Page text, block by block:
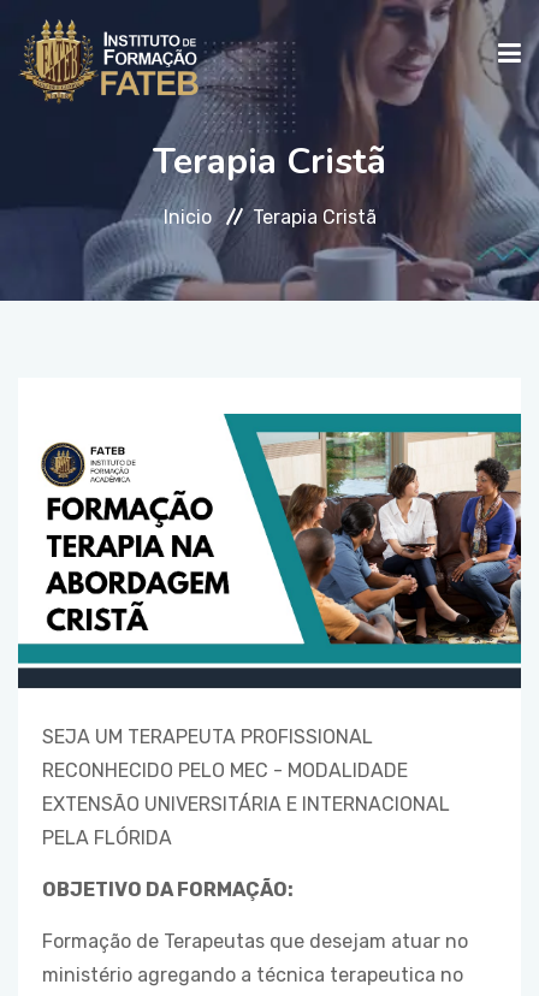
INSTITUCIONAL
Terapia Cristã
Inicio Terapia Cristã
SEJA UM TERAPEUTA PROFISSIONAL
RECONHECIDO PELO MEC - MODALIDADE
EXTENSÃO UNIVERSITÁRIA E INTERNACIONAL
PELA FLÓRIDA
OBJETIVO DA FORMAÇÃO:
Formação de Terapeutas que desejam atuar no
ministério agregando a técnica terapeutica no